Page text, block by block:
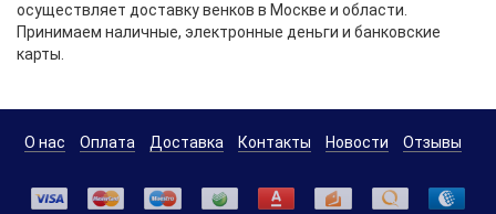
осуществляет доставку венков в Москве и области.
Принимаем наличные, электронные деньги и банковские
карты.
О нас Оплата Доставка Контакты Новости Отзывы